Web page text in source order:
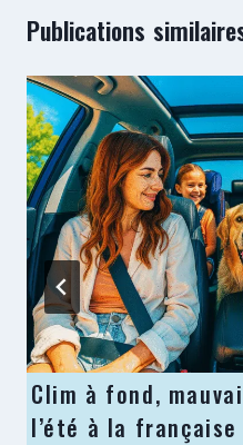
Publications
Clim à fond,
l’été à la française